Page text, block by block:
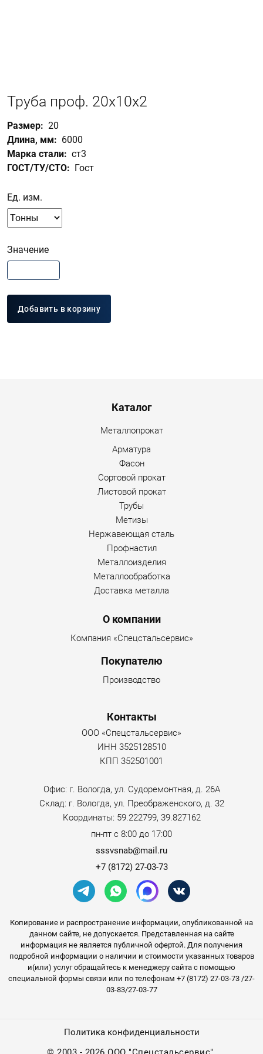
Труба проф. 20х10х2
Размер
20
Длина, мм
6000
Марка стали
ст3
ГОСТ/ТУ/СТО
Гост
Ед. изм.
Значение
Добавить в корзину
Каталог
Металлопрокат
Арматура
Фасон
Сортовой прокат
Листовой прокат
Трубы
Метизы
Нержавеющая сталь
Профнастил
Металлоизделия
Металлообработка
Доставка металла
О компании
Компания «Спецстальсервис»
Покупателю
Производство
Контакты
ООО «Спецстальсервис»
ИНН 3525128510
КПП 352501001
Офис: г. Вологда, ул. Судоремонтная, д. 26А
Склад: г. Вологда, ул. Преображенского, д. 32
Координаты: 59.222799, 39.827162
пн-пт с 8:00 до 17:00
sssvsnab@mail.ru
+7 (8172) 27-03-73
Копирование и распространение информации, опубликованной на
данном сайте, не допускается. Представленная на сайте
информация не является публичной офертой. Для получения
подробной информации о наличии и стоимости указанных товаров
и(или) услуг обращайтесь к менеджеру сайта с помощью
специальной формы связи или по телефонам +7 (8172) 27-03-73 /27-
03-83/27-03-77
Политика конфиденциальности